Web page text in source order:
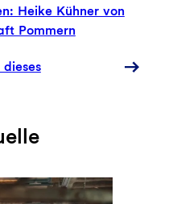
Heike Kühner von
Pommern